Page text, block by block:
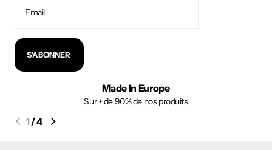
S'ABONNER
Made In Europe
Sur + de 90% de nos produits
1/4